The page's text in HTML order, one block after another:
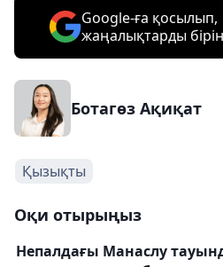
Google-ға қосылып,
жаңалықтарды
Ботагөз Ақиқат
Қызықты
Оқи отырыңыз
Непалдағы Манаслу